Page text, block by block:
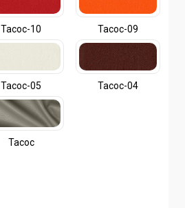
Тасос-10 Тасос-09
Тасос-05 Тасос-04
Тасос